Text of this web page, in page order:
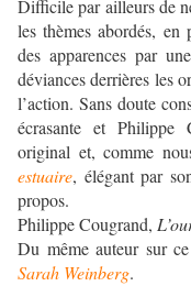
Difficile par ailleurs de
les thèmes abordés, en
des apparences par
déviances derrières les
l’action. Sans doute
écrasante et Philippe
original et, comme
estuaire, élégant par
propos.
Philippe Cougrand,
Du même auteur sur
Sarah Weinberg.